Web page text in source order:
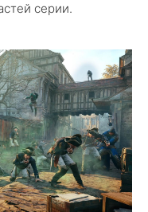
серии.